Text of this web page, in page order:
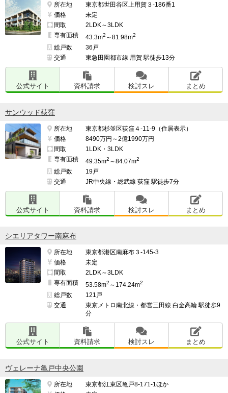
所在地
東京都世田谷区上用賀３-186番1
価格
未定
間取
2LDK～3LDK
専有面積
43.3m2 ～81.98m2
総戸数
36戸
交通
東急田園都市線 用賀 駅徒歩13分
公式サイト 資料請求 検討スレ まとめ
サンウッド荻窪
所在地
東京都杉並区荻窪４-11-9（住居表示）
価格
8490万円～2億1990万円
間取
1LDK・3LDK
専有面積
49.35m2 ～84.07m2
総戸数
19戸
交通
JR中央線・総武線 荻窪 駅徒歩7分
公式サイト 資料請求 検討スレ まとめ
シエリアタワー南麻布
所在地
東京都港区南麻布３-145-3
価格
未定
間取
2LDK～3LDK
専有面積
53.58m2 ～174.24m2
総戸数
121戸
交通
東京メトロ南北線・都営三田線 白金高輪 駅徒歩9
分
公式サイト 資料請求 検討スレ まとめ
ヴェレーナ亀戸中央公園
所在地
東京都江東区亀戸8-171-1ほか